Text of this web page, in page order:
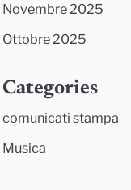
Novembre 2025
Ottobre 2025
Categories
comunicati stampa
Musica